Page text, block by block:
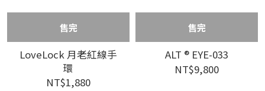
售完
LoveLock 月老紅線手
環
NT$1,880
售完
ALT ® EYE-033
NT$9,800